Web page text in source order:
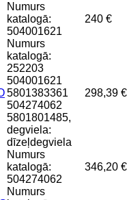
Numurs
katalogā:
504001621
240 €
Numurs
katalogā:
252203
504001621
5801383361
504274062
5801801485,
degviela:
dīzeļdegviela
298,39 €
Numurs
katalogā:
504274062
346,20 €
Numurs